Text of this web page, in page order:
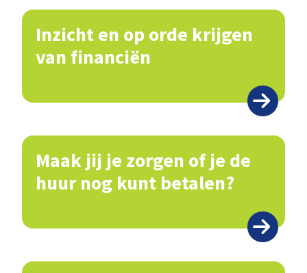
Inzicht en op orde krijgen
van financiën
Maak jij je zorgen of je de
huur nog kunt betalen?